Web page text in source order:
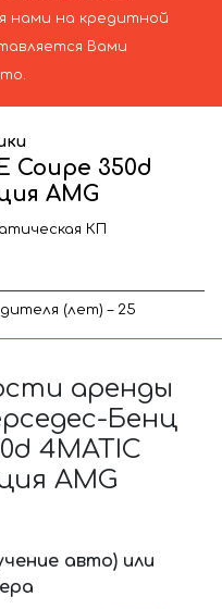
нами на кредитной
Вами
Coupe 350d
AMG
КП
(лет) – 25
аренды
Бенц
4MATIC
AMG
авто) или